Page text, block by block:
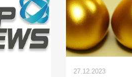
27.12.2023